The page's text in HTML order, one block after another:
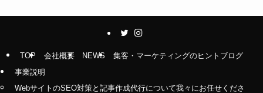
TOP 会社概要 NEWS
集客・マーケティングのヒントブログ
事業説明
WebサイトのSEO対策と記事作成代行について我々にお任せくださ